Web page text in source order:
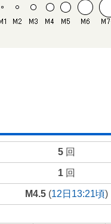
5回
1回
M4.5(12日13:21頃)